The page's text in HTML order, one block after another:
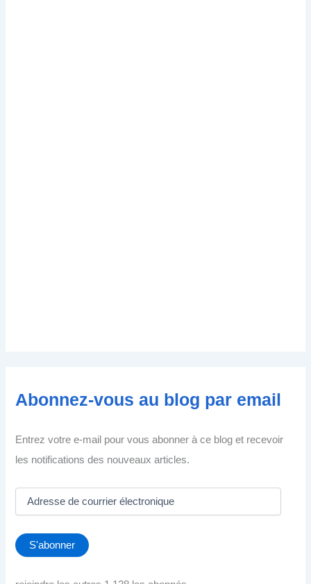
Abonnez-vous au blog par email
Entrez votre e-mail pour vous abonner à ce blog et recevoir
les notifications des nouveaux articles.
e
s
S'abonner